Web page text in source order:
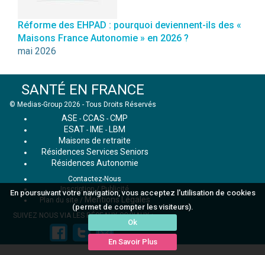
En poursuivant votre navigation, vous acceptez l'utilisation de cookies
(permet de compter les visiteurs).
Ok
En Savoir Plus
Réforme des EHPAD : pourquoi deviennent-ils des «
Maisons France Autonomie » en 2026 ?
mai 2026
SANTÉ EN FRANCE
© Medias-Group 2026 - Tous Droits Réservés
ASE - CCAS - CMP
ESAT - IME - LBM
Maisons de retraite
Résidences Services Seniors
Résidences Autonomie
Contactez-Nous
Inscription / Publicité
Plan du site / Mentions Légales
SUIVEZ NOUS VIA LES RÉSEAUX SOCIAUX :